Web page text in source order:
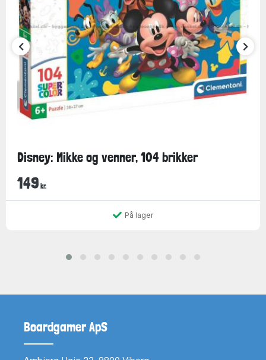
Disney: Mikke og venner, 104 brikker
149 kr.
På lager
Boardgamer ApS